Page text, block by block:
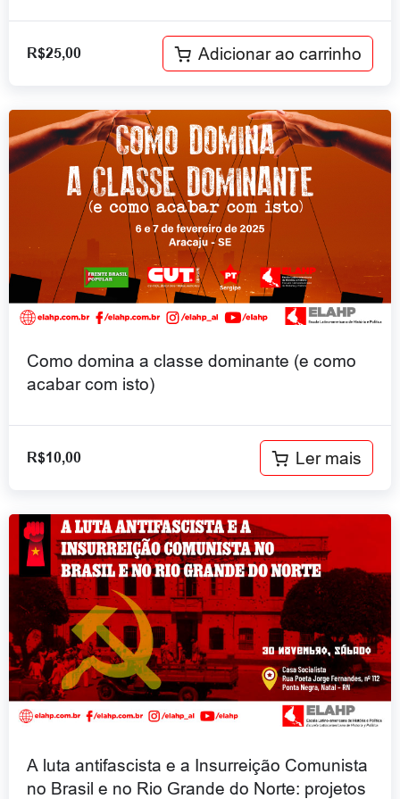
R$25,00 Adicionar ao carrinho
Como domina a classe dominante (e como
acabar com isto)
R$10,00 Ler mais
A luta antifascista e a Insurreição Comunista
no Brasil e no Rio Grande do Norte: projetos